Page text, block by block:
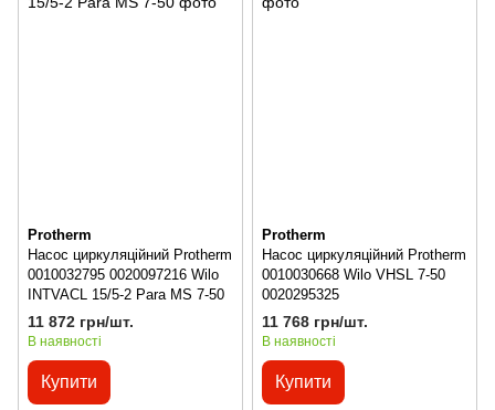
Protherm
Насос циркуляційний Protherm
0010032795 0020097216 Wilo
INTVACL 15/5-2 Para MS 7-50
11 872 грн/шт.
В наявності
Купити
Protherm
Насос циркуляційний Protherm
0010030668 Wilo VHSL 7-50
0020295325
11 768 грн/шт.
В наявності
Купити